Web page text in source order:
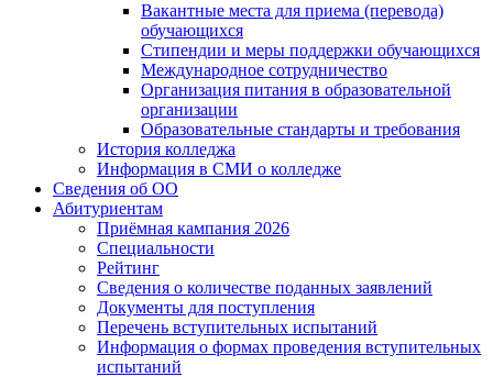
Вакантные места для приема (перевода)
обучающихся
Стипендии и меры поддержки обучающихся
Международное сотрудничество
Организация питания в образовательной
организации
Образовательные стандарты и требования
История колледжа
Информация в СМИ о колледже
Сведения об ОО
Абитуриентам
Приёмная кампания 2026
Специальности
Рейтинг
Сведения о количестве поданных заявлений
Документы для поступления
Перечень вступительных испытаний
Информация о формах проведения вступительных
испытаний